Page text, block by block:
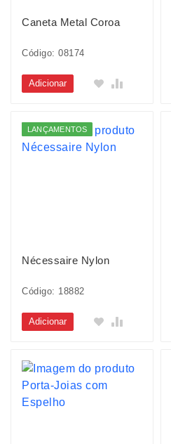
Caneta Metal Coroa
Código: 08174
Adicionar
LANÇAMENTOS
Nécessaire Nylon
Código: 18882
Adicionar